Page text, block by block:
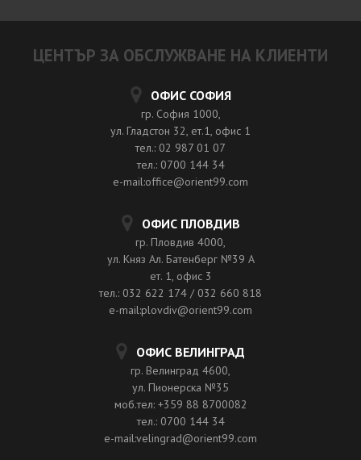
ЦЕНТЪР ЗА ОБСЛУЖВАНЕ НА КЛИЕНТИ
ОФИС СОФИЯ
гр. София 1000,
ул. Гладстон 32, ет.1, офис 1
тел.: 02 987 01 07
тел.: 0700 144 34
e-mail:office@orient99.com
ОФИС ПЛОВДИВ
гр. Пловдив 4000,
ул. Княз Ал. Батенберг №39 A
ет. 1, офис 3
тел.: 032 622 174 / 032 660 818
e-mail:plovdiv@orient99.com
ОФИС ВЕЛИНГРАД
гр. Велинград 4600,
ул. Пионерска №35
моб.тел: +359 88 8700082
тел.: 0700 144 34
e-mail:velingrad@orient99.com